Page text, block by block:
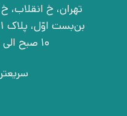
10 صبح الی 15 (3 بعد از ظهر) - قبل از تشریف آوردن تماس بگیرید